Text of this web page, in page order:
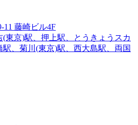
11 藤崎ビル4F
東京)駅、押上駅、とうきょうスカ
、菊川(東京)駅、西大島駅、両国